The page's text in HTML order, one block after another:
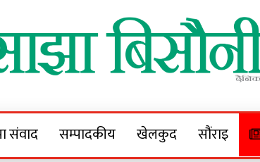
Bisaunee
संवाद सम्पादकीय खेलकुद सौंराइ